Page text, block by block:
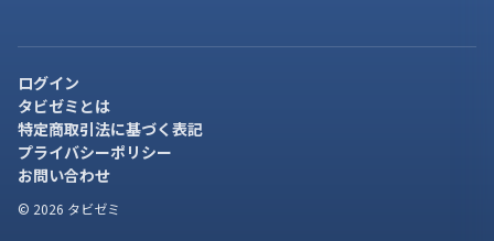
ログイン
タビゼミとは
特定商取引法に基づく表記
プライバシーポリシー
お問い合わせ
© 2026 タビゼミ